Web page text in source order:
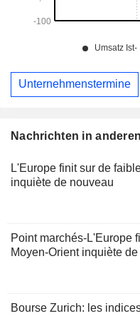
Nachrichten in
L'Europe finit sur de
inquiète de nouveau
Point marchés-L'Europe
Moyen-Orient inquiète
Bourse Zurich: les
Unternehmenstermine